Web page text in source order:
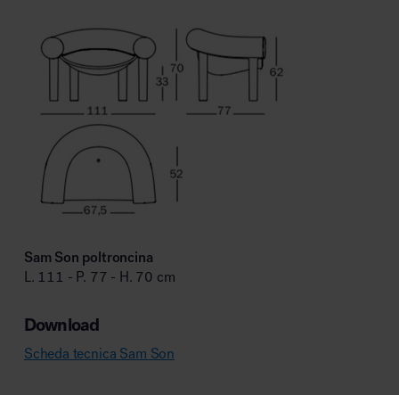
Sam Son poltroncina
L. 111 - P. 77 - H. 70 cm
Download
Scheda tecnica Sam Son